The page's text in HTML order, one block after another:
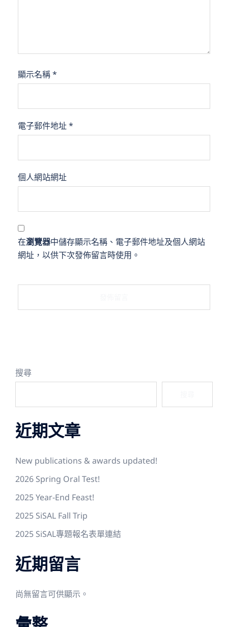
顯示名稱*
電子郵件地址*
個人網站網址
在瀏覽器中儲存顯示名稱、電子郵件地址及個人網站
網址，以供下次發佈留言時使用。
搜尋
近期文章
New publications & awards updated!
2026 Spring Oral Test!
2025 Year-End Feast!
2025 SiSAL Fall Trip
2025 SiSAL專題報名表單連結
近期留言
尚無留言可供顯示。